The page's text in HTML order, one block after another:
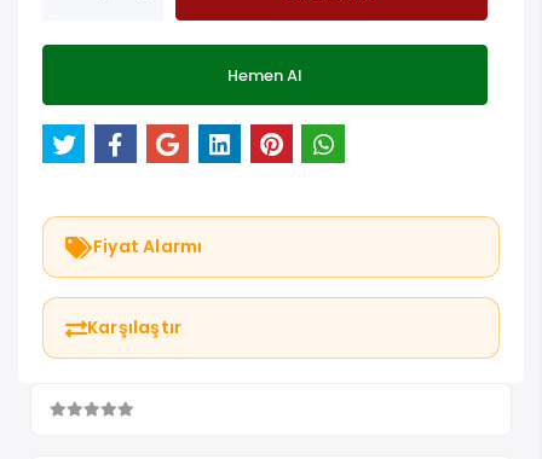
Hemen Al
Fiyat Alarmı
Karşılaştır